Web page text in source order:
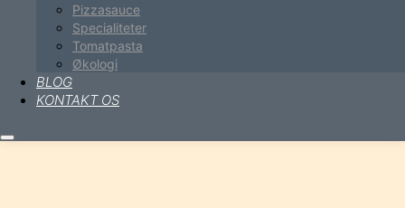
Pizzasauce
Specialiteter
Tomatpasta
Økologi
BLOG
KONTAKT OS
Hovedmenu